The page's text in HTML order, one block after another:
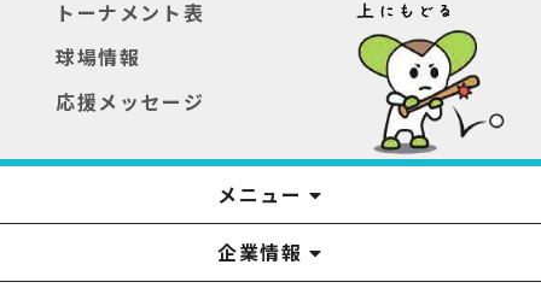
トーナメント表
球場情報
応援メッセージ
メニュー
YTSニュース
番組
アナウンサー
プレゼント
イベント
みるるん星人
YTS見学ツアー
番組表
お問い合わせ
企業情報